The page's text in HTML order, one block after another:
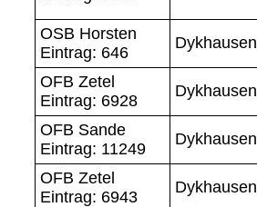
OSB Horsten
Eintrag: 646
Dykhausen
OFB Zetel
Eintrag: 6928
Dykhausen
OFB Sande
Eintrag: 11249
Dykhausen
OFB Zetel
Eintrag: 6943
Dykhausen